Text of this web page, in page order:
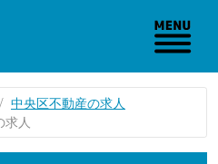
中央区不動産の求人
求人